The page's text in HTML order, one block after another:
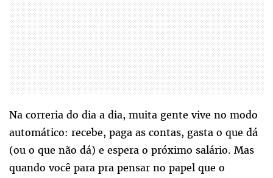
Na correria do dia a dia, muita gente vive no modo
automático: recebe, paga as contas, gasta o que dá
(ou o que não dá) e espera o próximo salário. Mas
quando você para pra pensar no papel que o